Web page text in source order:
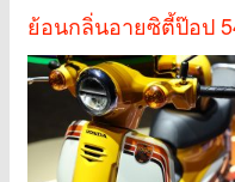
ย้อนกลิ่นอายซิตี้ป๊อป